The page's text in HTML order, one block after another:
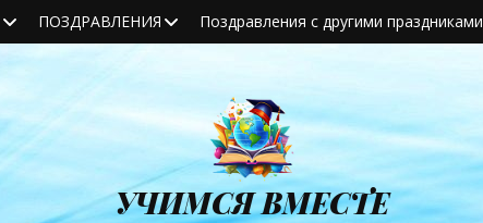
ПОЗДРАВЛЕНИЯ Поздравления с другими праздниками
УЧИМСЯ ВМЕСТЕ